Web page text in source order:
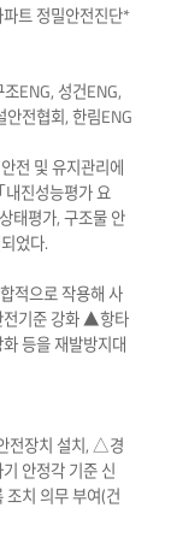
트 정밀안전진단*
ENG, 성건ENG,
전협회, 한림ENG
전 및 유지관리에
진성능평가 요
태평가, 구조물 안
었다.
적으로 작용해 사
전기준 강화 ▲항타
등을 재발방지대
전장치 설치, △경
안정각 기준 신
치 의무 부여(건